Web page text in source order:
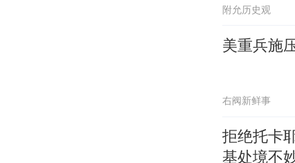
附允历史观
美重兵施
右阀新鲜事
拒绝托卡
基处境不